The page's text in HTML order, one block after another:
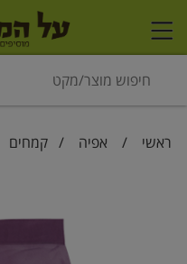
ראשי / אפיה /קמחים